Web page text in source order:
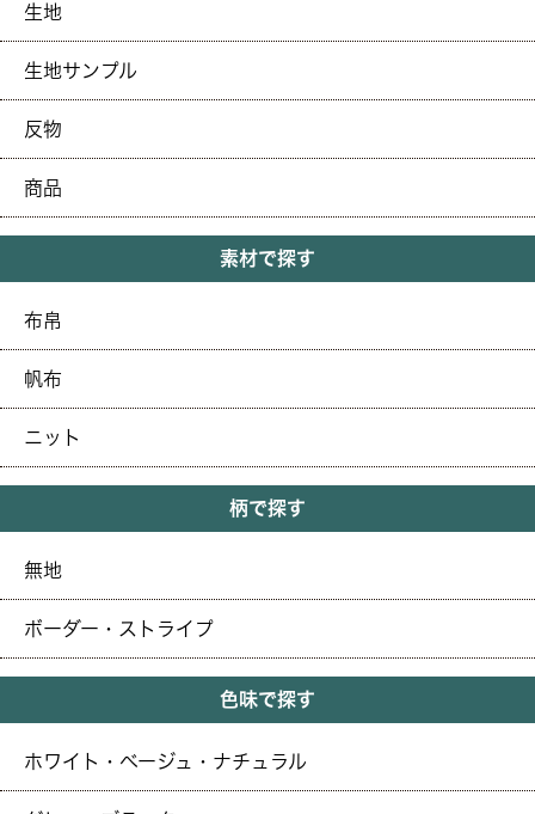
生地
生地サンプル
反物
商品
素材で探す
布帛
帆布
ニット
柄で探す
無地
ボーダー・ストライプ
色味で探す
ホワイト・ベージュ・ナチュラル